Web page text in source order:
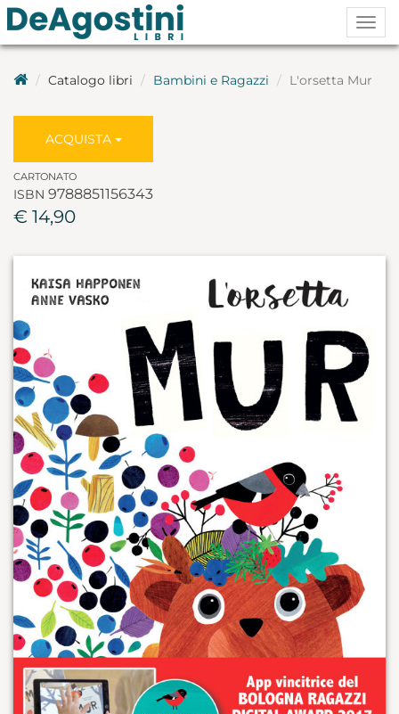
Catalogo libri Bambini e Ragazzi L'orsetta Mur
ACQUISTA
CARTONATO
ISBN 9788851156343
€ 14,90